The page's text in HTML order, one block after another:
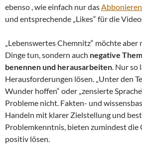
ebenso , wie einfach nur das
und entsprechende „Likes“ für die
„Lebenswertes Chemnitz“ möchte
Dinge tun, sondern auch negative
benennen und herausarbeiten . Nur
Herausforderungen lösen. „Unter den
Wunder hoffen“ oder „zensierte
Probleme nicht. Fakten- und
Handeln mit klarer Zielstellung und
Problemkenntnis, bieten zumindest die
positiv lösen.